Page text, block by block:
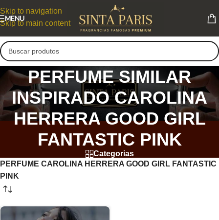
Skip to navigation
Skip to main content
MENU
PERFUME SIMILAR
INSPIRADO CAROLINA
HERRERA GOOD GIRL
FANTASTIC PINK
Categorias
PERFUME CAROLINA HERRERA GOOD GIRL FANTASTIC
PINK